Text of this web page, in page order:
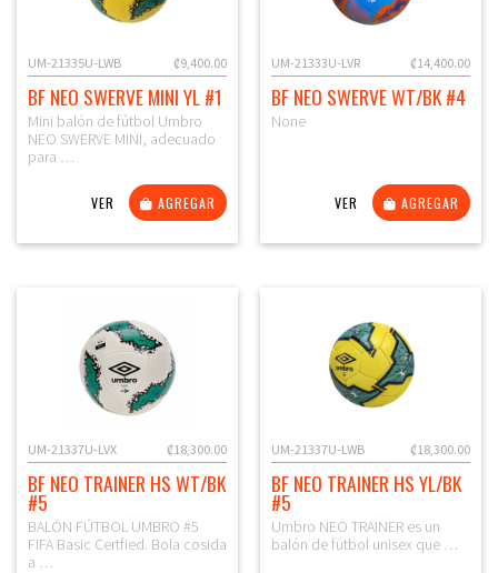
₡9,400.00
UM-21335U-LWB
BF NEO SWERVE MINI YL #1
Mini balón de fútbol Umbro
NEO SWERVE MINI, adecuado
para …
VER AGREGAR
₡14,400.00
UM-21333U-LVR
BF NEO SWERVE WT/BK #4
None
VER AGREGAR
₡18,300.00
UM-21337U-LVX
BF NEO TRAINER HS WT/BK
#5
BALÓN FÚTBOL UMBRO #5
FIFA Basic Certfied. Bola cosida
a …
₡18,300.00
UM-21337U-LWB
BF NEO TRAINER HS YL/BK
#5
Umbro NEO TRAINER es un
balón de fútbol unisex que …